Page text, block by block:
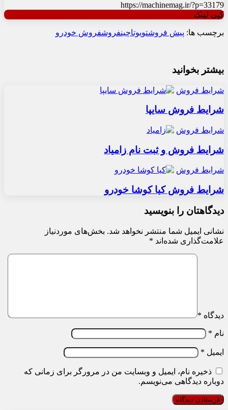
https://machinemag.ir/?p=33179
کپی لینک
برچسب ها: پیش فروشتویوتاچینفروشفروش خودرو
بیشتر بخوانید
شرایط فروش
شرایط فروش سایپا
شرایط فروش
شرایط فروش و ثبت نام زامیاد
شرایط فروش
شرایط فروش کیا کوشا خودرو
دیدگاهتان را بنویسید
نشانی ایمیل شما منتشر نخواهد شد. بخش‌های موردنیاز
علامت‌گذاری شده‌اند *
دیدگاه *
نام *
ایمیل *
ذخیره نام، ایمیل و وبسایت من در مرورگر برای زمانی که
دوباره دیدگاهی می‌نویسم.